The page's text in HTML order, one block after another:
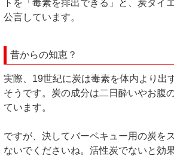
トを「毒素を排出できる」と、炭ダイ
公言しています。
昔からの知恵？
実際、19世紀に炭は毒素を体内より出
そうです。炭の成分は二日酔いやお腹
ています。
ですが、決してバーベキュー用の炭を
ないでくださいね。活性炭でないと効